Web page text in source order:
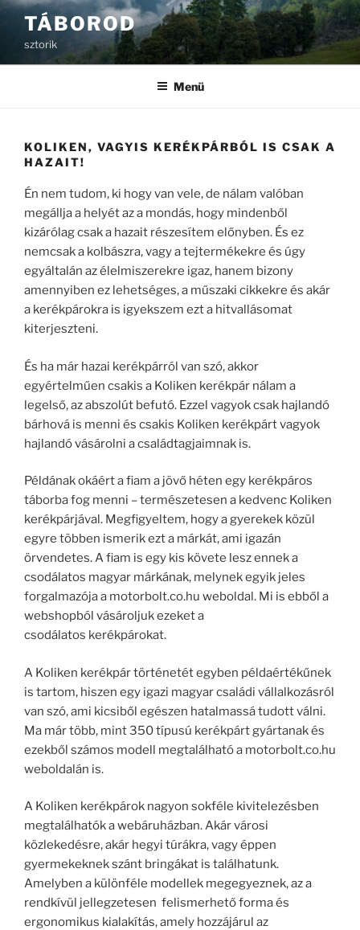
Tartalomhoz
TÁBOROD
sztorik
Menü
KOLIKEN, VAGYIS KERÉKPÁRBÓL IS CSAK A
HAZAIT!
Én nem tudom, ki hogy van vele, de nálam valóban
megállja a helyét az a mondás, hogy mindenből
kizárólag csak a hazait részesítem előnyben. És ez
nemcsak a kolbászra, vagy a tejtermékekre és úgy
egyáltalán az élelmiszerekre igaz, hanem bizony
amennyiben ez lehetséges, a műszaki cikkekre és akár
a kerékpárokra is igyekszem ezt a hitvallásomat
kiterjeszteni.
És ha már hazai kerékpárról van szó, akkor
egyértelműen csakis a Koliken kerékpár nálam a
legelső, az abszolút befutó. Ezzel vagyok csak hajlandó
bárhová is menni és csakis Koliken kerékpárt vagyok
hajlandó vásárolni a családtagjaimnak is.
Példának okáért a fiam a jövő héten egy kerékpáros
táborba fog menni – természetesen a kedvenc Koliken
kerékpárjával. Megfigyeltem, hogy a gyerekek közül
egyre többen ismerik ezt a márkát, ami igazán
örvendetes. A fiam is egy kis követe lesz ennek a
csodálatos magyar márkának, melynek egyik jeles
forgalmazója a motorbolt.co.hu weboldal. Mi is ebből a
webshopból vásároljuk ezeket a
csodálatos kerékpárokat.
A Koliken kerékpár történetét egyben példaértékűnek
is tartom, hiszen egy igazi magyar családi vállalkozásról
van szó, ami kicsiből egészen hatalmassá tudott válni.
Ma már több, mint 350 típusú kerékpárt gyártanak és
ezekből számos modell megtalálható a motorbolt.co.hu
weboldalán is.
A Koliken kerékpárok nagyon sokféle kivitelezésben
megtalálhatók a webáruházban. Akár városi
közlekedésre, akár hegyi túrákra, vagy éppen
gyermekeknek szánt bringákat is találhatunk.
Amelyben a különféle modellek megegyeznek, az a
rendkívül jellegzetesen felismerhető forma és
ergonomikus kialakítás, amely hozzájárul az